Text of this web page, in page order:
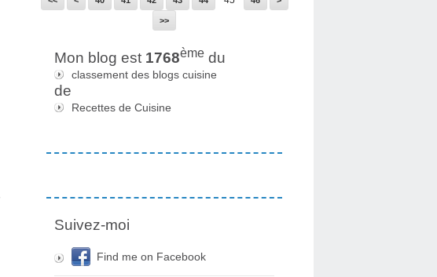
>>
Mon blog est 1768ème du
classement des blogs cuisine
de
Recettes de Cuisine
Suivez-moi
Find me on Facebook